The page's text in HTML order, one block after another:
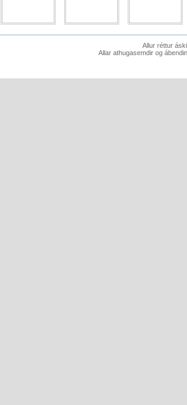
Allur réttur
Allar athugasemdir og